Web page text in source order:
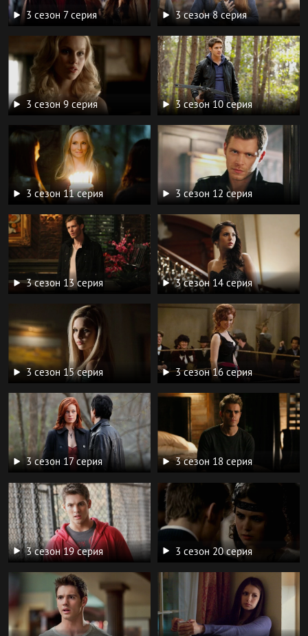
3 сезон 7 серия 3 сезон 8 серия
3 сезон 9 серия 3 сезон 10 серия
3 сезон 11 серия 3 сезон 12 серия
3 сезон 13 серия 3 сезон 14 серия
3 сезон 15 серия 3 сезон 16 серия
3 сезон 17 серия 3 сезон 18 серия
3 сезон 19 серия 3 сезон 20 серия